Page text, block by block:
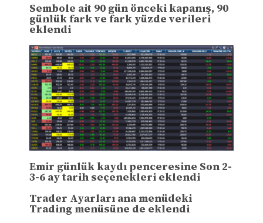
Sembole ait 90 gün önceki kapanış, 90
günlük fark ve fark yüzde verileri
eklendi
Emir günlük kaydı penceresine Son 2-
3-6 ay tarih seçenekleri eklendi
Trader Ayarları ana menüdeki
Trading menüsüne de eklendi